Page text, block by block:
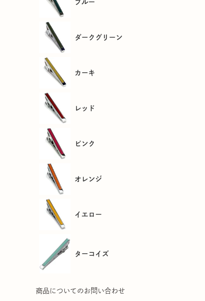
ブルー
ダークグリーン
カーキ
レッド
ピンク
オレンジ
イエロー
ターコイズ
商品についてのお問い合わせ